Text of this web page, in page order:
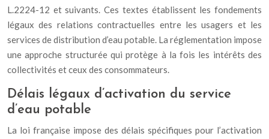
L.2224-12 et suivants. Ces textes établissent les fondements
légaux des relations contractuelles entre les usagers et les
services de distribution d’eau potable. La réglementation impose
une approche structurée qui protège à la fois les intérêts des
collectivités et ceux des consommateurs.
Délais légaux d’activation du service
d’eau potable
La loi française impose des délais spécifiques pour l’activation